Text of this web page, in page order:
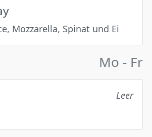
Mozzarella, Spinat und Ei
Mo - Fr
Leer